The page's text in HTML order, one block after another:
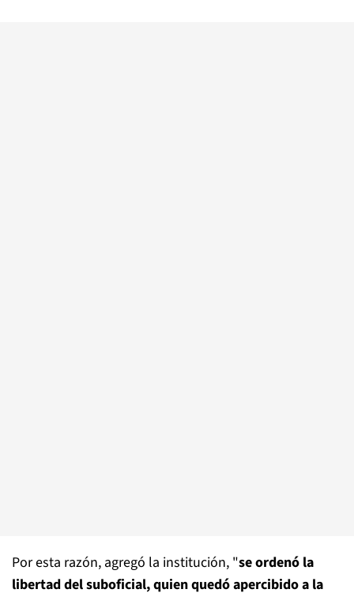
Por esta razón, agregó la institución, "se ordenó la
libertad del suboficial, quien quedó apercibido a la